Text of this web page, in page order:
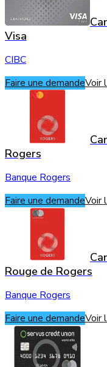
Visa
CIBC
Faire une demandeVoir
Rogers
Banque Rogers
Faire une demandeVoir
Rouge de Rogers
Banque Rogers
Faire une demandeVoir